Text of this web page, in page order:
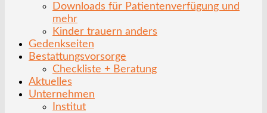
Downloads für Patientenverfügung und
mehr
Kinder trauern anders
Gedenkseiten
Bestattungsvorsorge
Checkliste + Beratung
Aktuelles
Unternehmen
Institut